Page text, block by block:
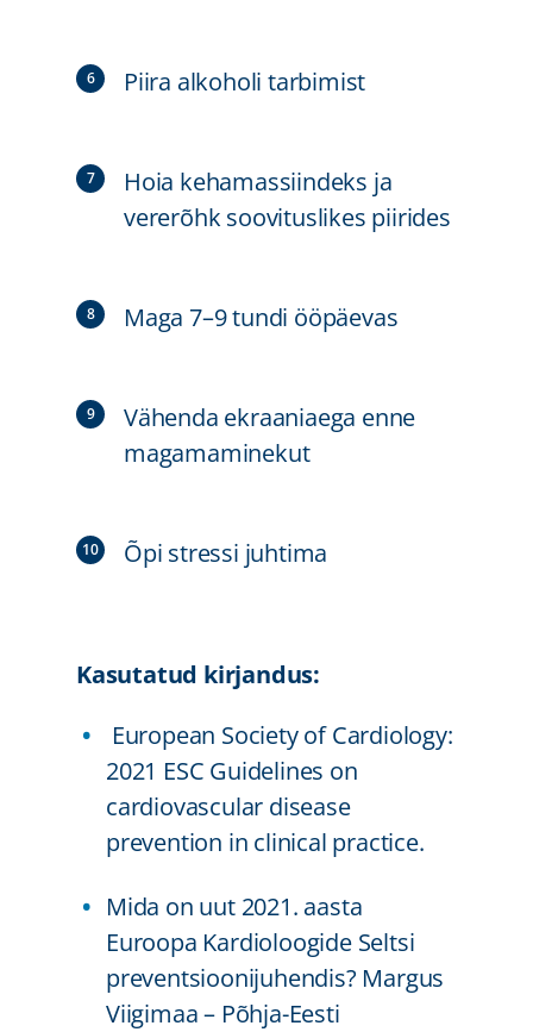
Piira alkoholi tarbimist
Hoia kehamassiindeks ja
vererõhk soovituslikes piirides
Maga 7–9 tundi ööpäevas
Vähenda ekraaniaega enne
magamaminekut
Õpi stressi juhtima
Kasutatud kirjandus:
European Society of Cardiology:
2021 ESC Guidelines on
cardiovascular disease
prevention in clinical practice.
Mida on uut 2021. aasta
Euroopa Kardioloogide Seltsi
preventsioonijuhendis? Margus
Viigimaa – Põhja-Eesti